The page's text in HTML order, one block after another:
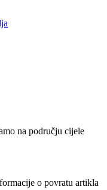
na području cijele
o povratu artikla